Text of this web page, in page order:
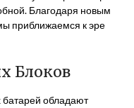
Благодаря новым
приближаемся к эре
Блоков
обладают